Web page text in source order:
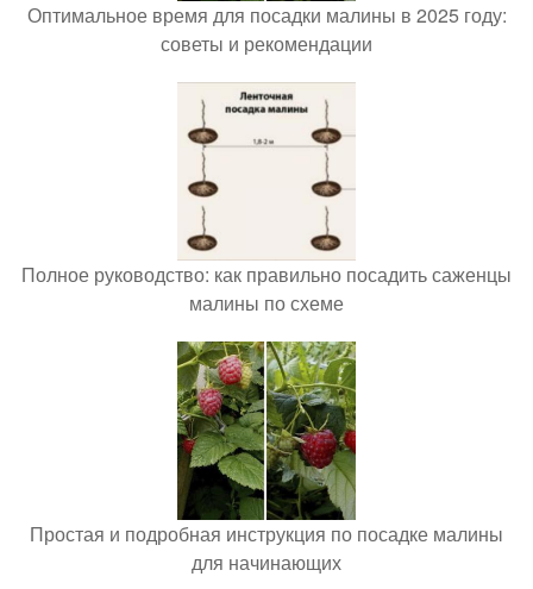
Оптимальное время для посадки малины в 2025 году:
советы и рекомендации
Полное руководство: как правильно посадить саженцы
малины по схеме
Простая и подробная инструкция по посадке малины
для начинающих